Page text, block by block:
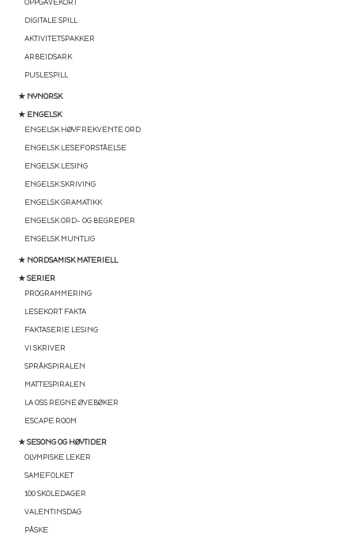
DIGITALE SPILL
AKTIVITETSPAKKER
ARBEIDSARK
PUSLESPILL
★ NYNORSK
★ ENGELSK
ENGELSK HØYFREKVENTE ORD
ENGELSK LESEFORSTÅELSE
ENGELSK LESING
ENGELSK SKRIVING
ENGELSK GRAMATIKK
ENGELSK ORD- OG BEGREPER
ENGELSK MUNTLIG
★ NORDSAMISK MATERIELL
★ SERIER
PROGRAMMERING
LESEKORT FAKTA
FAKTASERIE LESING
VI SKRIVER
SPRÅKSPIRALEN
MATTESPIRALEN
LA OSS REGNE ØVEBØKER
ESCAPE ROOM
★ SESONG OG HØYTIDER
OLYMPISKE LEKER
SAMEFOLKET
100 SKOLEDAGER
VALENTINSDAG
PÅSKE